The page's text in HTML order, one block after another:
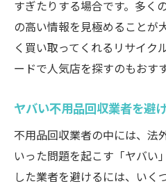
すぎたりする場合です。多く
の高い情報を見極めることが
く買い取ってくれるリサイク
ードで人気店を探すのもおす
ヤバい不用品回収業者を避
不用品回収業者の中には、法
いった問題を起こす「ヤバい
した業者を避けるには、いく